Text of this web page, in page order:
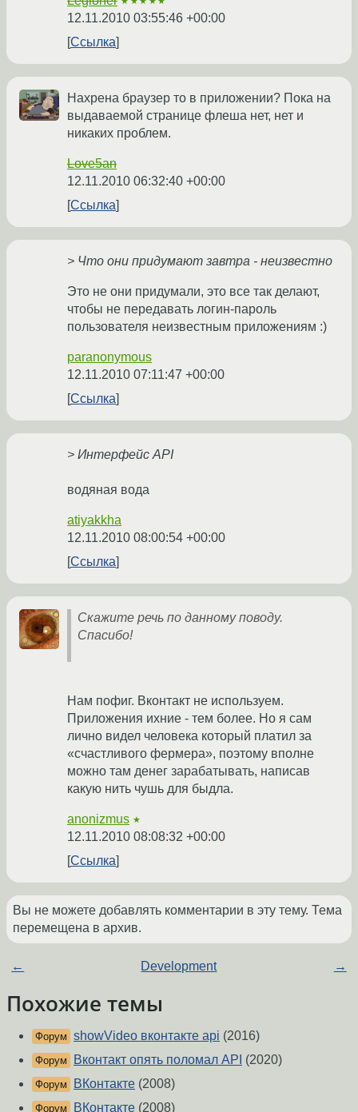
12.11.2010 03:55:46 +00:00
Ссылка
Нахрена браузер то в приложении? Пока на
выдаваемой странице флеша нет, нет и
никаких проблем.
Love5an
12.11.2010 06:32:40 +00:00
Ссылка
> Что они придумают завтра - неизвестно
Это не они придумали, это все так делают,
чтобы не передавать логин-пароль
пользователя неизвестным приложениям :)
paranonymous
12.11.2010 07:11:47 +00:00
Ссылка
> Интерфейс API
водяная вода
atiyakkha
12.11.2010 08:00:54 +00:00
Ссылка
Скажите речь по данному поводу.
Спасибо!
Нам пофиг. Вконтакт не используем.
Приложения ихние - тем более. Но я сам
лично видел человека который платил за
«счастливого фермера», поэтому вполне
можно там денег зарабатывать, написав
какую нить чушь для быдла.
anonizmus ★
12.11.2010 08:08:32 +00:00
Ссылка
Вы не можете добавлять комментарии в эту тему. Тема
перемещена в архив.
← Development →
Похожие темы
Форум showVideo вконтакте api (2016)
Форум Вконтакт опять поломал API (2020)
Форум ВКонтакте (2008)
Форум ВКонтакте (2008)